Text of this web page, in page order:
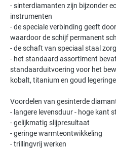
- sinterdiamanten zijn bijzonder
instrumenten
- de speciale verbinding geeft
waardoor de schijf permanent
- de schaft van speciaal staal
- het standaard assortiment
standaarduitvoering voor het
kobalt, titanium en goud
Voordelen van gesinterde
- langere levensduur - hoge kant
- gelijkmatig slijpresultaat
- geringe warmteontwikkeling
- trillingvrij werken